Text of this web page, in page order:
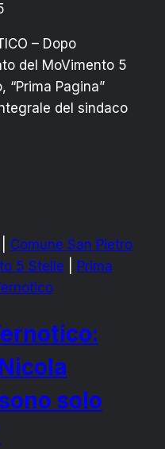
– Dopo
del MoVimento 5
“Prima Pagina”
del sindaco
Comune San Pietro
5 Stelle
Prima
solo